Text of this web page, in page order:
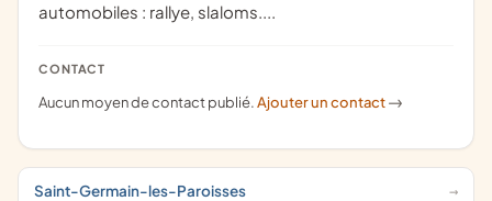
automobiles : rallye, slaloms....
CONTACT
Aucun moyen de contact publié.Ajouter un contact ->
Saint-Germain-les-Paroisses